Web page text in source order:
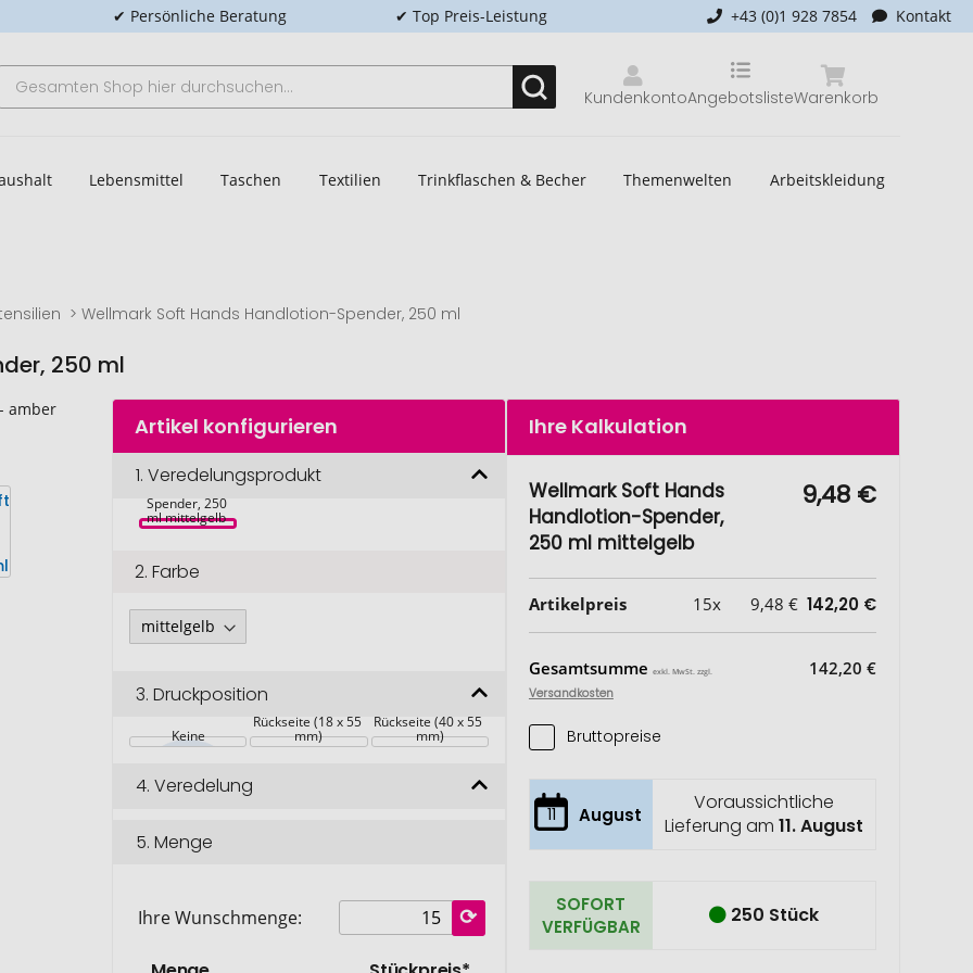
✔ Persönliche Beratung ✔ Top Preis-Leistung +43 (0)1 928 7854 Kontakt
Kundenkonto Warenkorb
Angebotsliste
Lebensmittel Taschen Textilien Trinkflaschen & Becher Themenwelten Arbeitskleidung
Wellmark Soft Hands Handlotion-Spender, 250 ml
250 ml
Artikel konfigurieren
1.Veredelungsprodukt
Hands
Spender, 250
ml mittelgelb
2.Farbe
3.Druckposition
Keine
Rückseite (18 x 55
mm)
Rückseite (40 x 55
mm)
4.Veredelung
5.Menge
Ihre Wunschmenge:
Ihre Kalkulation
Wellmark Soft Hands
Handlotion-Spender,
250 ml mittelgelb
9,48 €
Artikelpreis 15x 9,48 € 142,20 €
Gesamtsumme exkl. MwSt. zzgl.
Versandkosten
142,20 €
Bruttopreise
11 August
Voraussichtliche
Lieferung am 11. August
SOFORT
VERFÜGBAR
250 Stück